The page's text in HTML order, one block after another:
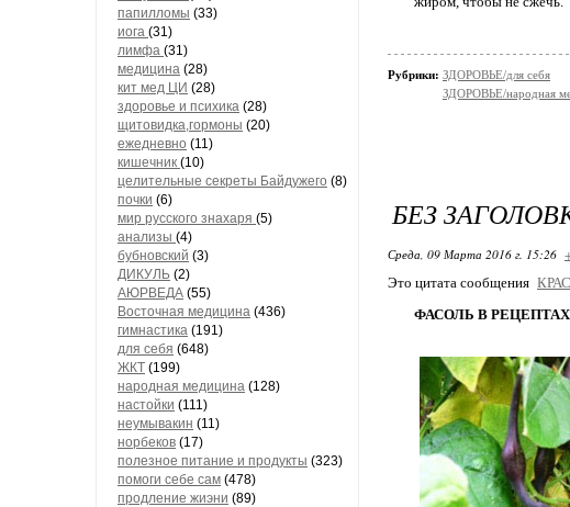
папилломы (33)
иога (31)
лимфа (31)
медицина (28)
кит мед ЦИ (28)
здоровье и психика (28)
щитовидка,гормоны (20)
ежедневно (11)
кишечник (10)
целительные секреты Байдужего (8)
почки (6)
мир русского знахаря (5)
анализы (4)
бубновский (3)
ДИКУЛЬ (2)
АЮРВЕДА (55)
Восточная медицина (436)
гимнастика (191)
для себя (648)
ЖКТ (199)
народная медицина (128)
настойки (111)
неумывакин (11)
норбеков (17)
полезное питание и продукты (323)
помоги себе сам (478)
продление жиэни (89)
Рубрики: ЗДОРОВЬЕ/для себя
ЗДОРОВЬЕ/народная
БЕЗ
Среда, 09 Марта 2016 г. 15:26
Это цитата сообщения
ФАСОЛЬ В